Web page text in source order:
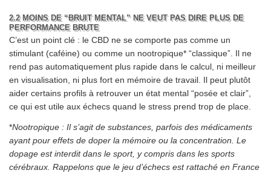
2.2 MOINS DE “BRUIT MENTAL” NE VEUT PAS DIRE PLUS DE
PERFORMANCE BRUTE
C’est un point clé : le CBD ne se comporte pas comme un
stimulant (caféine) ou comme un nootropique* “classique”. Il ne
rend pas automatiquement plus rapide dans le calcul, ni meilleur
en visualisation, ni plus fort en mémoire de travail. Il peut plutôt
aider certains profils à retrouver un état mental “posée et clair”,
ce qui est utile aux échecs quand le stress prend trop de place.
*Nootropique : Il s’agit de substances, parfois des médicaments
ayant pour effets de doper la mémoire ou la concentration. Le
dopage est interdit dans le sport, y compris dans les sports
cérébraux. Rappelons que le jeu d’échecs est rattaché en France